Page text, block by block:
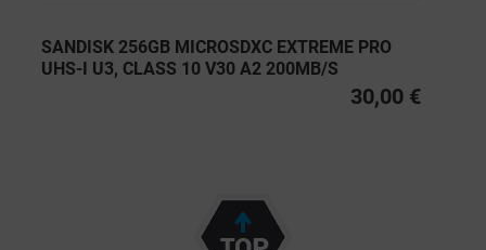
SANDISK 256GB MICROSDXC EXTREME PRO
UHS-I U3, CLASS 10 V30 A2 200MB/S
30,00 €